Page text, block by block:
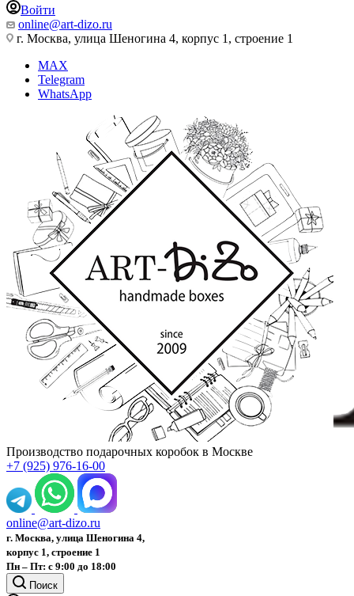
Войти
online@art-dizo.ru
г. Москва, улица Шеногина 4, корпус 1, строение 1
MAX
Telegram
WhatsApp
Производство подарочных коробок в Москве
+7 (925) 976-16-00
online@art-dizo.ru
г. Москва, улица Шеногина 4,
корпус 1, строение 1
Пн – Пт: с 9:00 до 18:00
Поиск